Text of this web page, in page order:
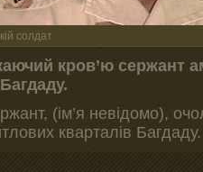
солдат
кров’ю сержант
(ім’я невідомо),
кварталів Багдаду.